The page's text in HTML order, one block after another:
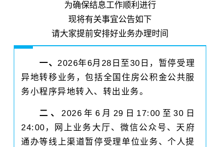
为确保结息工作顺利进行
现将有关事宜公告如下
请大家提前安排好业务办理时间
一、2026年6月28日至30日，暂停受理
异地转移业务，包括全国住房公积金公共服
务小程序异地转入、转出业务。
二、2026年6月29日17:00至30日
24:00，网上业务大厅、微信公众号、天府
通办等线上渠道暂停受理单位业务、个人提